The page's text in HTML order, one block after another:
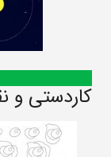
کاردستی و